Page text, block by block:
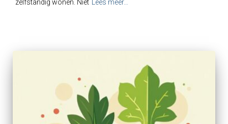
zelfstandig wonen. Niet Lees meer…